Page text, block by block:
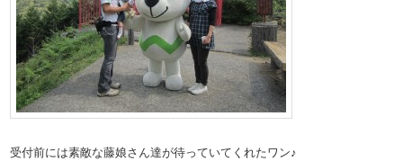
受付前には素敵な藤娘さん達が待っていてくれたワン♪